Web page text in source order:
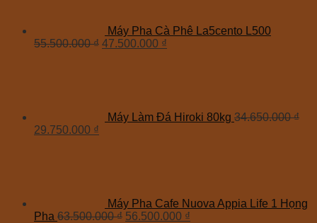
Máy Pha Cà Phê La5cento L500
55.500.000₫ 47.500.000 ₫
Máy Làm Đá Hiroki 80kg 34.650.000₫
29.750.000 ₫
Máy Pha Cafe Nuova Appia Life 1 Họng
Pha 63.500.000₫ 56.500.000 ₫